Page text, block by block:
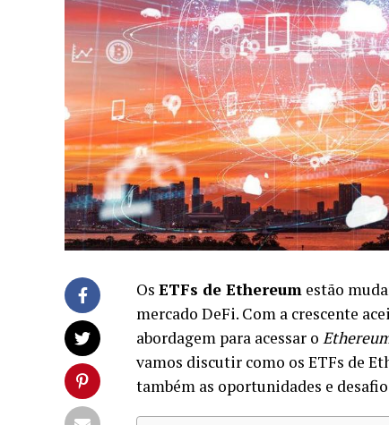
Os ETFs de Ethereum estão
mercado DeFi. Com a crescente
abordagem para acessar o
vamos discutir como os ETFs de
também as oportunidades e